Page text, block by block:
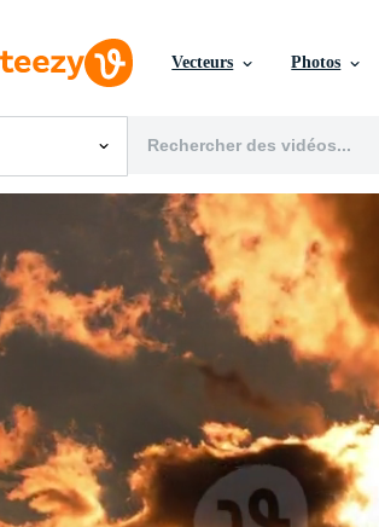
Vecteurs Photos
Éditoriaux